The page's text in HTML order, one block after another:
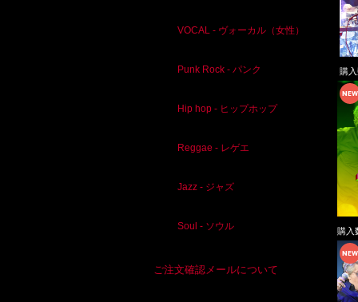
購
購入
VOCAL - ヴォーカル（女性）
Punk Rock - パンク
Hip hop - ヒップホップ
Reggae - レゲエ
Jazz - ジャズ
Soul - ソウル
ご注文確認メールについて